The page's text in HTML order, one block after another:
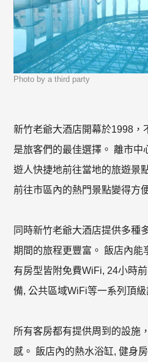
Photo by a third party
新竹老爺大酒店開幕於1998，
是旅客們的最佳選擇。 離市中
遊人快捷地前往當地的旅遊景
前往市區內的熱門景點變得方
同時新竹老爺大酒店提供多種
期間的旅程更豐富。 飯店內能
有房型皆附免費WiFi, 24小時
備, 公共區域WiFi等一系列頂級
所有客房都有提供周到的設施
感。 飯店內的熱水浴缸, 健身